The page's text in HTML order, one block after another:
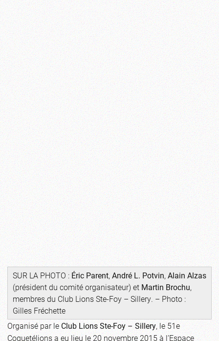
SUR LA PHOTO : Éric Parent, André L. Potvin, Alain Alzas
(président du comité organisateur) et Martin Brochu,
membres du Club Lions Ste-Foy – Sillery. – Photo :
Gilles Fréchette
Organisé par leClub Lions Ste-Foy – Sillery, le 51e
Coquetélions a eu lieu le 20 novembre 2015 à l’Espace